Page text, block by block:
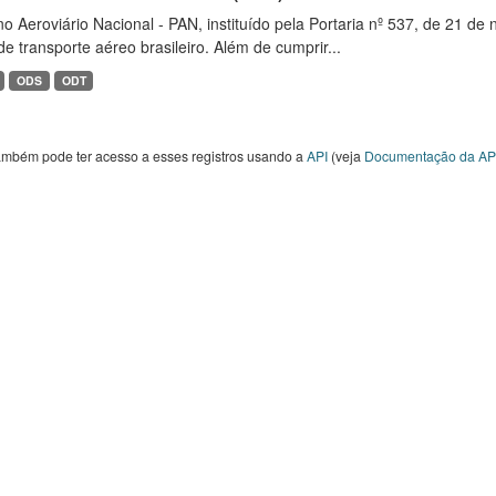
Aeroviário Nacional - PAN, instituído pela Portaria nº 537, de 21
transporte aéreo brasileiro. Além de cumprir...
ODS ODT
pode ter acesso a esses registros usando a API(veja Documentação da